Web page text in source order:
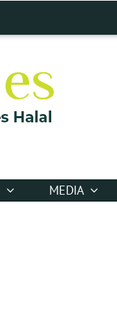
MEDIA